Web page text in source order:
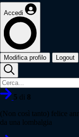
Accedi
Modifica profilo Logout
5 di 8
(Non così tanto) felice
da una lombalgia